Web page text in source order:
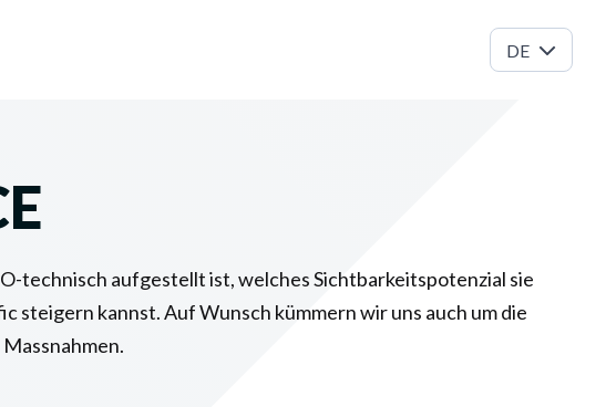
DE
technisch aufgestellt ist, welches Sichtbarkeitspotenzial sie
steigern kannst. Auf Wunsch kümmern wir uns auch um die